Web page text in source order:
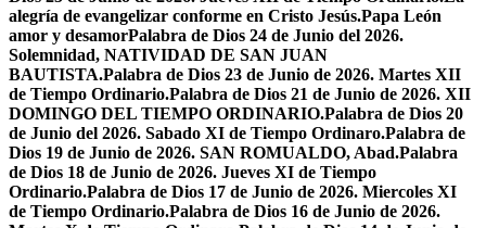
alegría de evangelizar conforme en Cristo Jesús.Papa León
amor y desamorPalabra de Dios 24 de Junio del 2026.
Solemnidad, NATIVIDAD DE SAN JUAN
BAUTISTA.Palabra de Dios 23 de Junio de 2026. Martes XII
de Tiempo Ordinario.Palabra de Dios 21 de Junio de 2026. XII
DOMINGO DEL TIEMPO ORDINARIO.Palabra de Dios 20
de Junio del 2026. Sabado XI de Tiempo Ordinaro.Palabra de
Dios 19 de Junio de 2026. SAN ROMUALDO, Abad.Palabra
de Dios 18 de Junio de 2026. Jueves XI de Tiempo
Ordinario.Palabra de Dios 17 de Junio de 2026. Miercoles XI
de Tiempo Ordinario.Palabra de Dios 16 de Junio de 2026.